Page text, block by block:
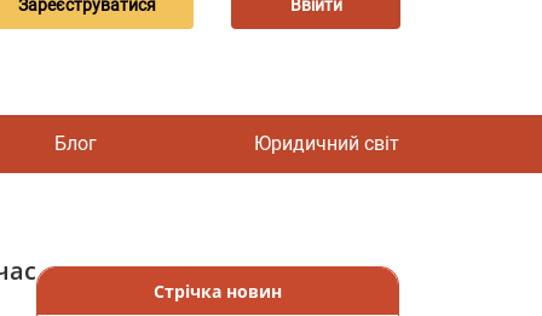
Зареєструватися Ввійти
Блог Юридичний світ
Стрічка новин